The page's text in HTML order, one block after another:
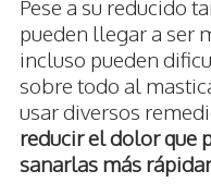
Pese a su reducido
pueden llegar a ser
incluso pueden
sobre todo al
usar diversos
reducir el dolor que
sanarlas más